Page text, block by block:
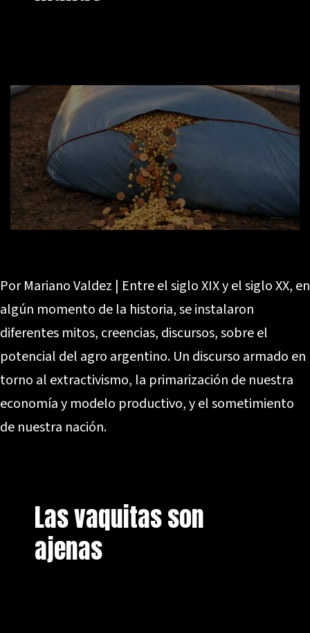
Por Mariano Valdez | Entre el siglo XIX y el siglo XX, en
algún momento de la historia, se instalaron
diferentes mitos, creencias, discursos, sobre el
potencial del agro argentino. Un discurso armado en
torno al extractivismo, la primarización de nuestra
economía y modelo productivo, y el sometimiento
de nuestra nación.
Las vaquitas son
ajenas